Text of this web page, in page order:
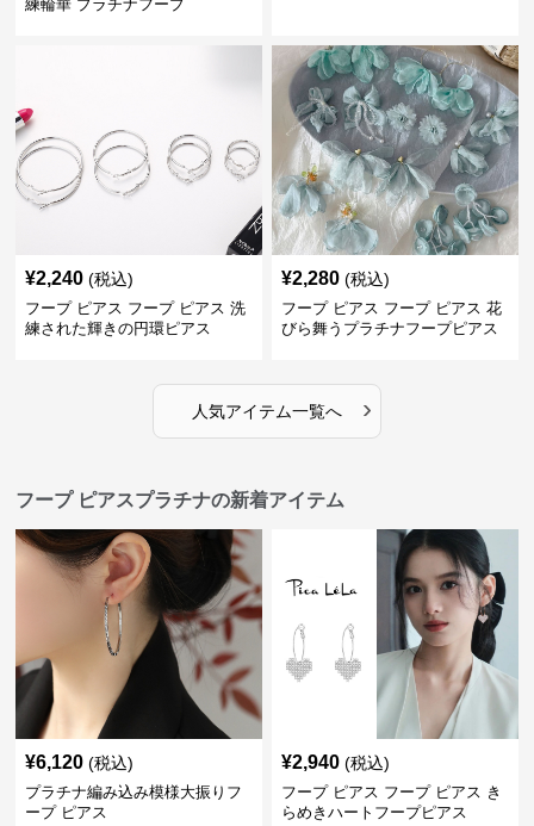
練輪華 プラチナフープ
¥2,240 (税込)
フープ ピアス フープ ピアス 洗
練された輝きの円環ピアス
¥2,280 (税込)
フープ ピアス フープ ピアス 花
びら舞うプラチナフープピアス
人気アイテム一覧へ ›
フープ ピアスプラチナの新着アイテム
¥6,120 (税込)
プラチナ編み込み模様大振りフ
ープ ピアス
¥2,940 (税込)
フープ ピアス フープ ピアス き
らめきハートフープピアス